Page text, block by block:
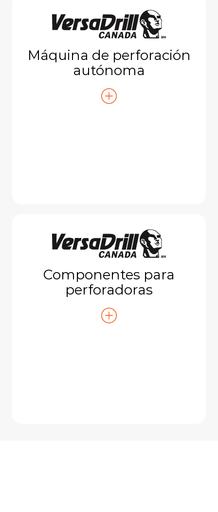
Máquina de perforación
autónoma
Componentes para
perforadoras